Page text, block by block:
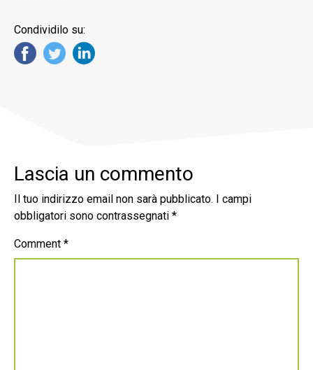
Condividilo su:
Lascia un commento
Il tuo indirizzo email non sarà pubblicato.
I campi
obbligatori sono contrassegnati *
Comment *